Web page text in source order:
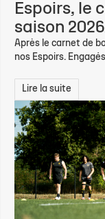
Espoirs, le
saison
Après le carnet de
nos Espoirs.
Lire la suite